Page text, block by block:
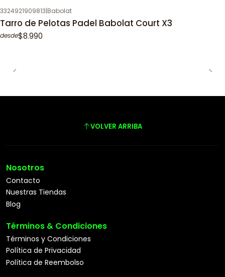
3324921909813|Babolat
Tarro de Pelotas Padel Babolat Court X3
desde$8.990
VOLVER ARRIBA
Nosotros
Contacto
Nuestras Tiendas
Blog
Términos & Condiciones
Términos y Condiciones
Política de Privacidad
Política de Reembolso